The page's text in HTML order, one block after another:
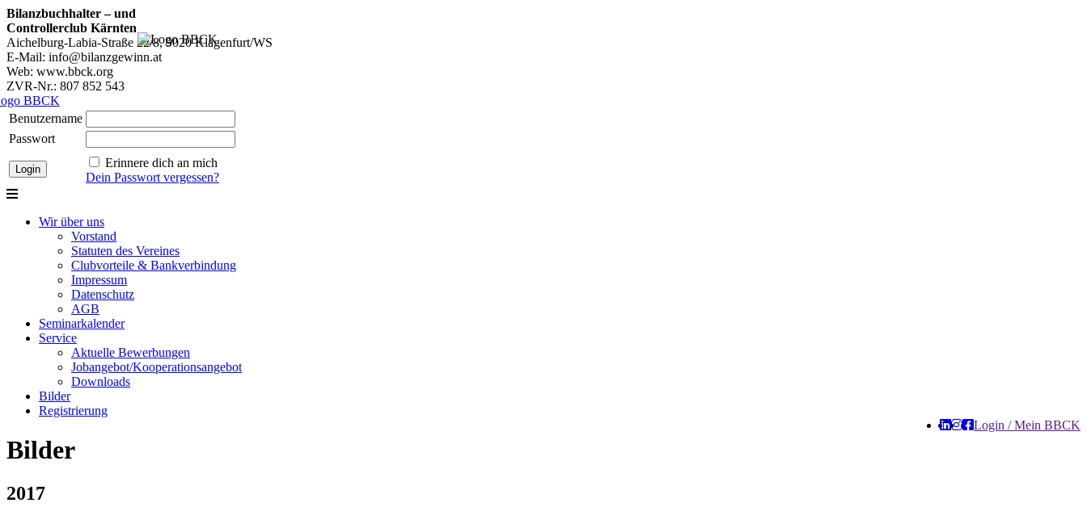
Bilanzbuchhalter – und
Controllerclub Kärnten
Aichelburg-Labia-Straße 22/8, 9020 Klagenfurt/WS
E-Mail: info@bilanzgewinn.at
Web: www.bbck.org
ZVR-Nr.: 807 852 543
Benutzername
Passwort
Erinnere dich an mich
Dein Passwort vergessen?
Wir über uns
Vorstand
Statuten des Vereines
Clubvorteile & Bankverbindung
Impressum
Datenschutz
AGB
Seminarkalender
Service
Aktuelle Bewerbungen
Jobangebot/Kooperationsangebot
Downloads
Bilder
Registrierung
Login / Mein BBCK
Bilder
2017